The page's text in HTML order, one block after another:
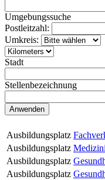
Umgebungssuche
Postleitzahl:
Umkreis:
Stadt
Stellenbezeichnung
Ausbildungsplatz
Ausbildungsplatz
Ausbildungsplatz
Ausbildungsplatz